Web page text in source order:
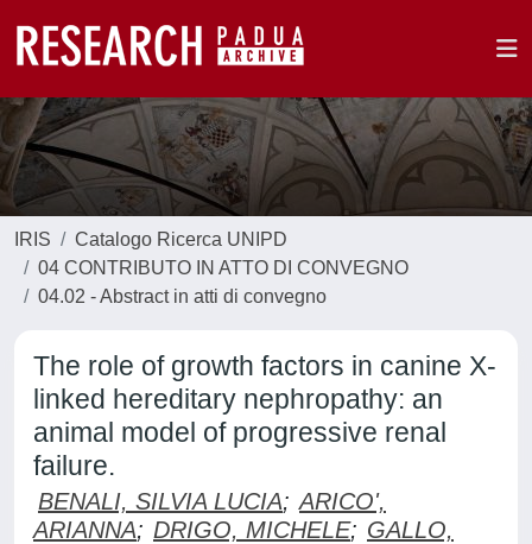
IRIS
Catalogo Ricerca UNIPD
04 CONTRIBUTO IN ATTO DI CONVEGNO
04.02 - Abstract in atti di convegno
The role of growth factors in canine X-
linked hereditary nephropathy: an
animal model of progressive renal
failure.
BENALI, SILVIA LUCIA; ARICO',
ARIANNA; DRIGO, MICHELE; GALLO,